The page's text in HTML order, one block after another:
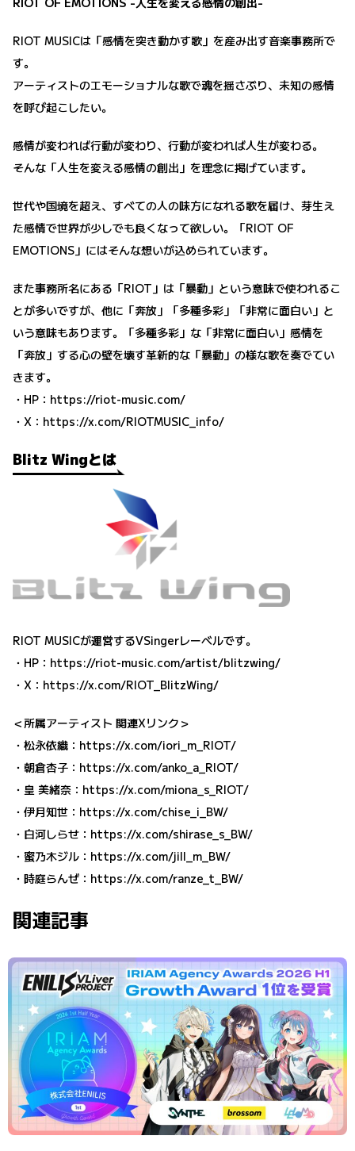
RIOT MUSICは「感情を突き動かす歌」を産み出す音楽事務所で
す。
アーティストのエモーショナルな歌で魂を揺さぶり、未知の感情
を呼び起こしたい。
感情が変われば行動が変わり、行動が変われば人生が変わる。
そんな「人生を変える感情の創出」を理念に掲げています。
世代や国境を超え、すべての人の味方になれる歌を届け、芽生え
た感情で世界が少しでも良くなって欲しい。「RIOT OF
EMOTIONS」にはそんな想いが込められています。
また事務所名にある「RIOT」は「暴動」という意味で使われるこ
とが多いですが、他に「奔放」「多種多彩」「非常に面白い」と
いう意味もあります。「多種多彩」な「非常に面白い」感情を
「奔放」する心の壁を壊す革新的な「暴動」の様な歌を奏でてい
きます。
・HP： https://riot-music.com/
・X： https://x.com/RIOTMUSIC_info/
Blitz Wingとは
RIOT MUSICが運営するVSingerレーベルです。
・HP： https://riot-music.com/artist/blitzwing/
・X： https://x.com/RIOT_BlitzWing/
＜所属アーティスト 関連Xリンク＞
・松永依織： https://x.com/iori_m_RIOT/
・朝倉杏子： https://x.com/anko_a_RIOT/
・皇 美緒奈： https://x.com/miona_s_RIOT/
・伊月知世： https://x.com/chise_i_BW/
・白河しらせ： https://x.com/shirase_s_BW/
・蜜乃木ジル： https://x.com/jill_m_BW/
・時庭らんぜ： https://x.com/ranze_t_BW/
関連記事